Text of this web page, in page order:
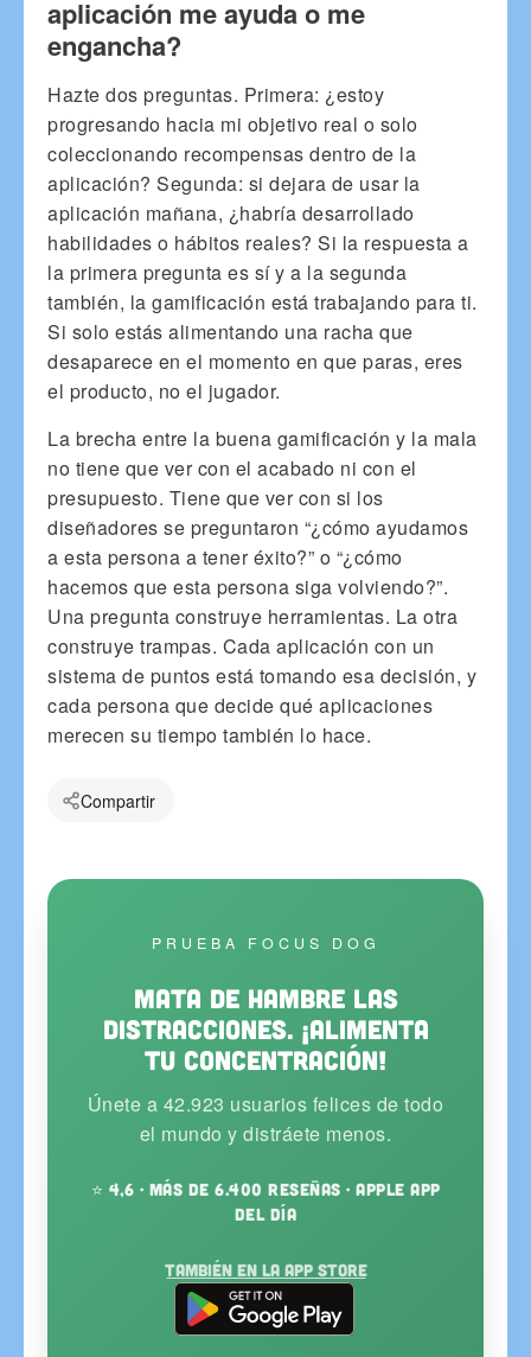
aplicación me ayuda o me
engancha?
Hazte dos preguntas. Primera: ¿estoy
progresando hacia mi objetivo real o solo
coleccionando recompensas dentro de la
aplicación? Segunda: si dejara de usar la
aplicación mañana, ¿habría desarrollado
habilidades o hábitos reales? Si la respuesta a
la primera pregunta es sí y a la segunda
también, la gamificación está trabajando para ti.
Si solo estás alimentando una racha que
desaparece en el momento en que paras, eres
el producto, no el jugador.
La brecha entre la buena gamificación y la mala
no tiene que ver con el acabado ni con el
presupuesto. Tiene que ver con si los
diseñadores se preguntaron “¿cómo ayudamos
a esta persona a tener éxito?” o “¿cómo
hacemos que esta persona siga volviendo?”.
Una pregunta construye herramientas. La otra
construye trampas. Cada aplicación con un
sistema de puntos está tomando esa decisión, y
cada persona que decide qué aplicaciones
merecen su tiempo también lo hace.
Compartir
PRUEBA FOCUS DOG
Mata de hambre las
distracciones. ¡Alimenta
tu concentración!
Únete a 42.923 usuarios felices de todo
el mundo y distráete menos.
⭐ 4,6 · más de 6.400 reseñas · Apple App
del Día
También en la App Store